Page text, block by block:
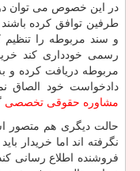
در این خصوص می توان
طرفین توافق کرده
و سند مربوطه را تنظیم
رسمی خودداری کند
مربوطه دریافت کرده و
دادخواست خود الصاق
مشاوره حقوقی تخصصی
حالت دیگری هم متصور
نگرفته اند اما خریدار
فروشنده اطلاع رسانی